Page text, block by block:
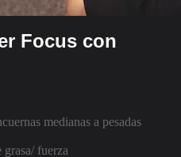
Focus con
medianas a pesadas
fuerza